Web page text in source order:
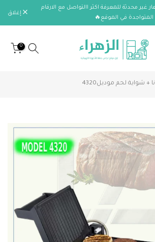
غير محدثة للمعرفة اكثر االتواصل مع الارقام
المتواجدة في الموقع🔥
إغلاق
0
+ شواية لحم موديل4320